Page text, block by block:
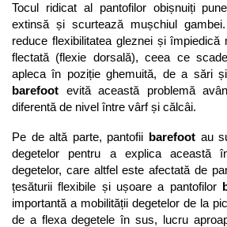
Tocul ridicat al pantofilor obișnuiți
extinsă și scurtează mușchiul
reduce flexibilitatea gleznei și împiedică
flectată (flexie dorsală), ceea ce
barefoot evită această problemă
diferentă de nivel între vârf și călcâi.
Pe de altă parte, pantofii barefoot au
degetelor pentru a explica această
degetelor, care altfel este afectată de
țesăturii flexibile și ușoare a pantofilor
importantă a mobilității degetelor de la
de a flexa degetele în sus, lucru